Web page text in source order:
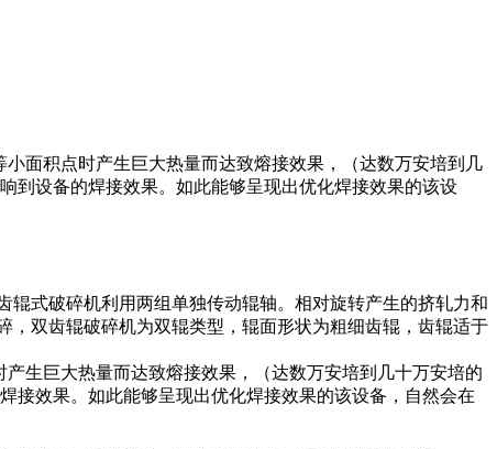
面积点时产生巨大热量而达致熔接效果，（达数万安培到几
到设备的焊接效果。如此能够呈现出优化焊接效果的该设
式破碎机利用两组单独传动辊轴。相对旋转产生的挤轧力和
双齿辊破碎机为双辊类型，辊面形状为粗细齿辊，齿辊适于
生巨大热量而达致熔接效果，（达数万安培到几十万安培的
接效果。如此能够呈现出优化焊接效果的该设备，自然会在